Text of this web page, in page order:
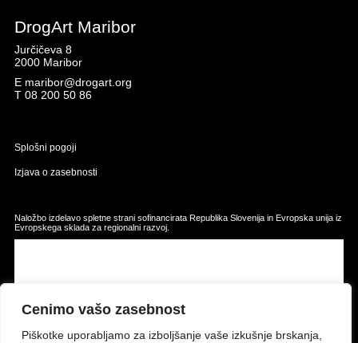
Cenimo vašo zasebnost
Piškotke uporabljamo za izboljšanje vaše izkušnje brskanja,
DrogArt Maribor
Jurčičeva 8
2000 Maribor
E maribor@drogart.org
T 08 200 50 86
Splošni pogoji
Izjava o zasebnosti
Naložbo izdelavo spletne strani sofinancirata Republika Slovenija in Evropska unija iz
Evropskega sklada za regionalni razvoj.